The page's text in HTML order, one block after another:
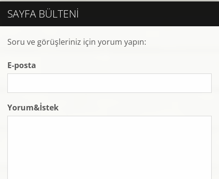
SAYFA BÜLTENI
Soru ve görüşleriniz için yorum yapın:
E-posta
Yorum&İstek